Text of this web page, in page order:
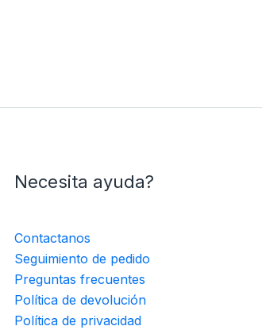
Necesita ayuda?
Contactanos
Seguimiento de pedido
Preguntas frecuentes
Política de devolución
Política de privacidad